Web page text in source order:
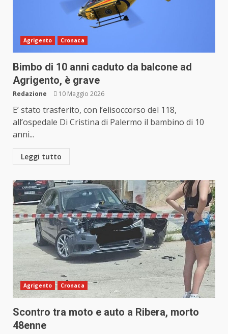
Agrigento Cronaca
Bimbo di 10 anni caduto da balcone ad
Agrigento, è grave
Redazione 10 Maggio 2026
E’ stato trasferito, con l’elisoccorso del 118,
all’ospedale Di Cristina di Palermo il bambino di 10
anni...
Leggi tutto
Agrigento Cronaca
Scontro tra moto e auto a Ribera, morto
48enne